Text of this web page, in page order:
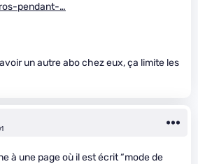
pendant-…
un autre abo chez eux, ça limite les
à une page où il est écrit “mode de